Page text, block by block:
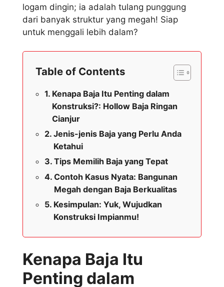
logam dingin; ia adalah tulang punggung
dari banyak struktur yang megah! Siap
untuk menggali lebih dalam?
Table of Contents
Kenapa Baja Itu Penting dalam
Konstruksi?: Hollow Baja Ringan
Cianjur
Jenis-jenis Baja yang Perlu Anda
Ketahui
Tips Memilih Baja yang Tepat
Contoh Kasus Nyata: Bangunan
Megah dengan Baja Berkualitas
Kesimpulan: Yuk, Wujudkan
Konstruksi Impianmu!
Kenapa Baja Itu
Penting dalam